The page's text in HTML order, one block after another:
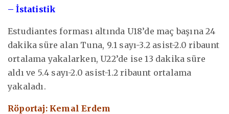
– İstatistik
Estudiantes forması altında U18’de maç başına 24
dakika süre alan Tuna, 9.1 sayı-3.2 asist-2.0 ribaunt
ortalama yakalarken, U22’de ise 13 dakika süre
aldı ve 5.4 sayı-2.0 asist-1.2 ribaunt ortalama
yakaladı.
Röportaj: Kemal Erdem